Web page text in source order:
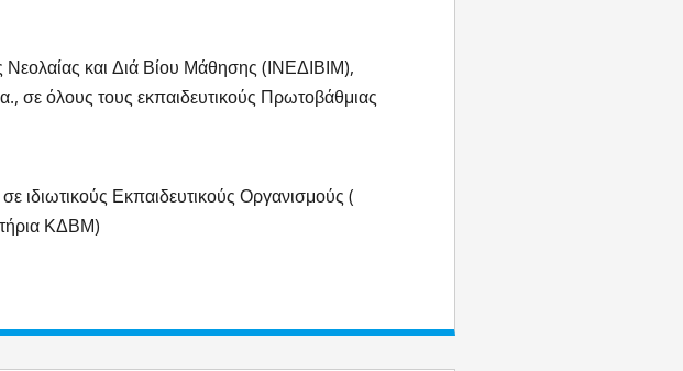
Νεολαίας και Διά Βίου Μάθησης (ΙΝΕΔΙΒΙΜ),
σε όλους τους εκπαιδευτικούς Πρωτοβάθμιας
ιδιωτικούς Εκπαιδευτικούς Οργανισμούς (
ΚΔΒΜ)